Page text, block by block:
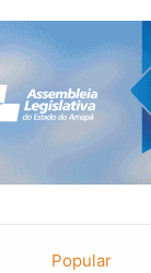
Popular